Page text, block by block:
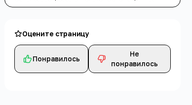
Оцените страницу
Понравилось
Не
понравилось